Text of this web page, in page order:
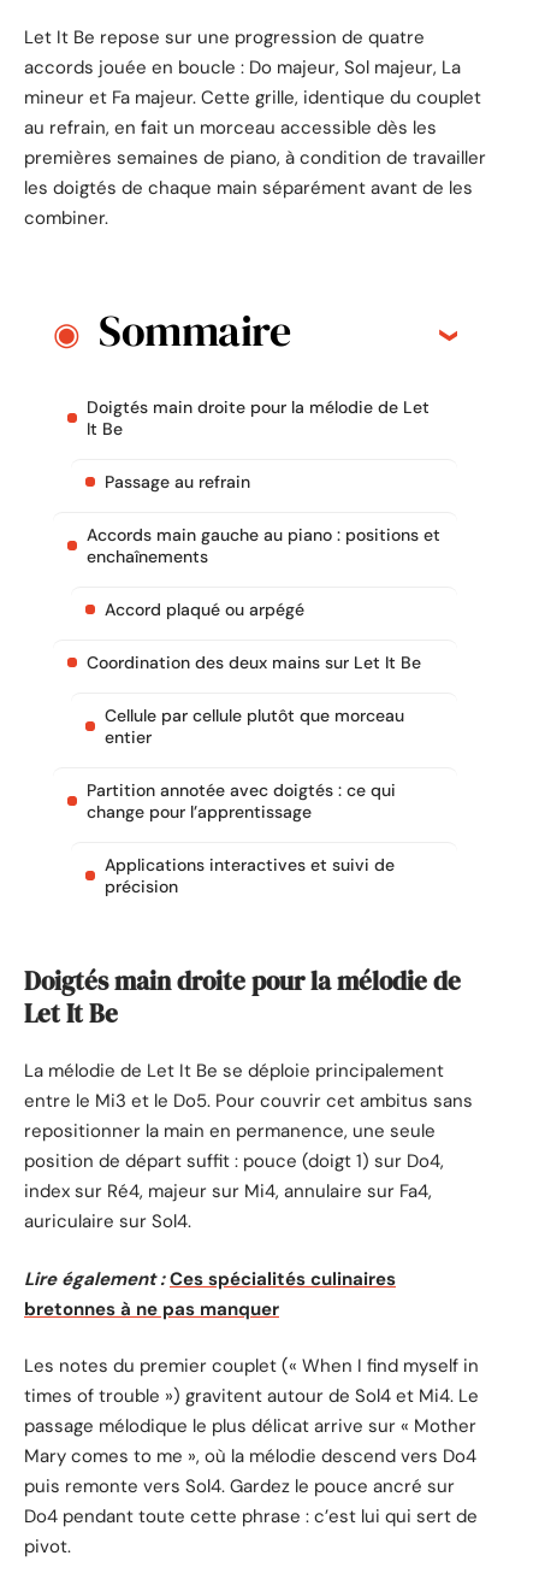
Let It Be repose sur une progression de quatre
accords jouée en boucle : Do majeur, Sol majeur, La
mineur et Fa majeur. Cette grille, identique du couplet
au refrain, en fait un morceau accessible dès les
premières semaines de piano, à condition de travailler
les doigtés de chaque main séparément avant de les
combiner.
Sommaire
Doigtés main droite pour la mélodie de Let
It Be
Passage au refrain
Accords main gauche au piano : positions et
enchaînements
Accord plaqué ou arpégé
Coordination des deux mains sur Let It Be
Cellule par cellule plutôt que morceau
entier
Partition annotée avec doigtés : ce qui
change pour l’apprentissage
Applications interactives et suivi de
précision
Doigtés main droite pour la mélodie de
Let It Be
La mélodie de Let It Be se déploie principalement
entre le Mi3 et le Do5. Pour couvrir cet ambitus sans
repositionner la main en permanence, une seule
position de départ suffit : pouce (doigt 1) sur Do4,
index sur Ré4, majeur sur Mi4, annulaire sur Fa4,
auriculaire sur Sol4.
Lire également : Ces spécialités culinaires
bretonnes à ne pas manquer
Les notes du premier couplet (« When I find myself in
times of trouble ») gravitent autour de Sol4 et Mi4. Le
passage mélodique le plus délicat arrive sur « Mother
Mary comes to me », où la mélodie descend vers Do4
puis remonte vers Sol4. Gardez le pouce ancré sur
Do4 pendant toute cette phrase : c’est lui qui sert de
pivot.